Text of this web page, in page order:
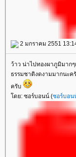
2 มกราคม 2551
ว้าว น่าไปทองผาภูมิมากๆ
ธรรมชาติงดงามมากนะ
ครับ
ดย: ซอร์บอนน์ (ซอร์บอน